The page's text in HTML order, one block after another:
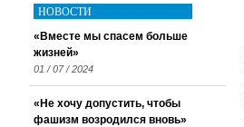
НОВОСТИ
«Вместе мы спасем больше
жизней»
01 / 07 / 2024
«Не хочу допустить, чтобы
фашизм возродился вновь»